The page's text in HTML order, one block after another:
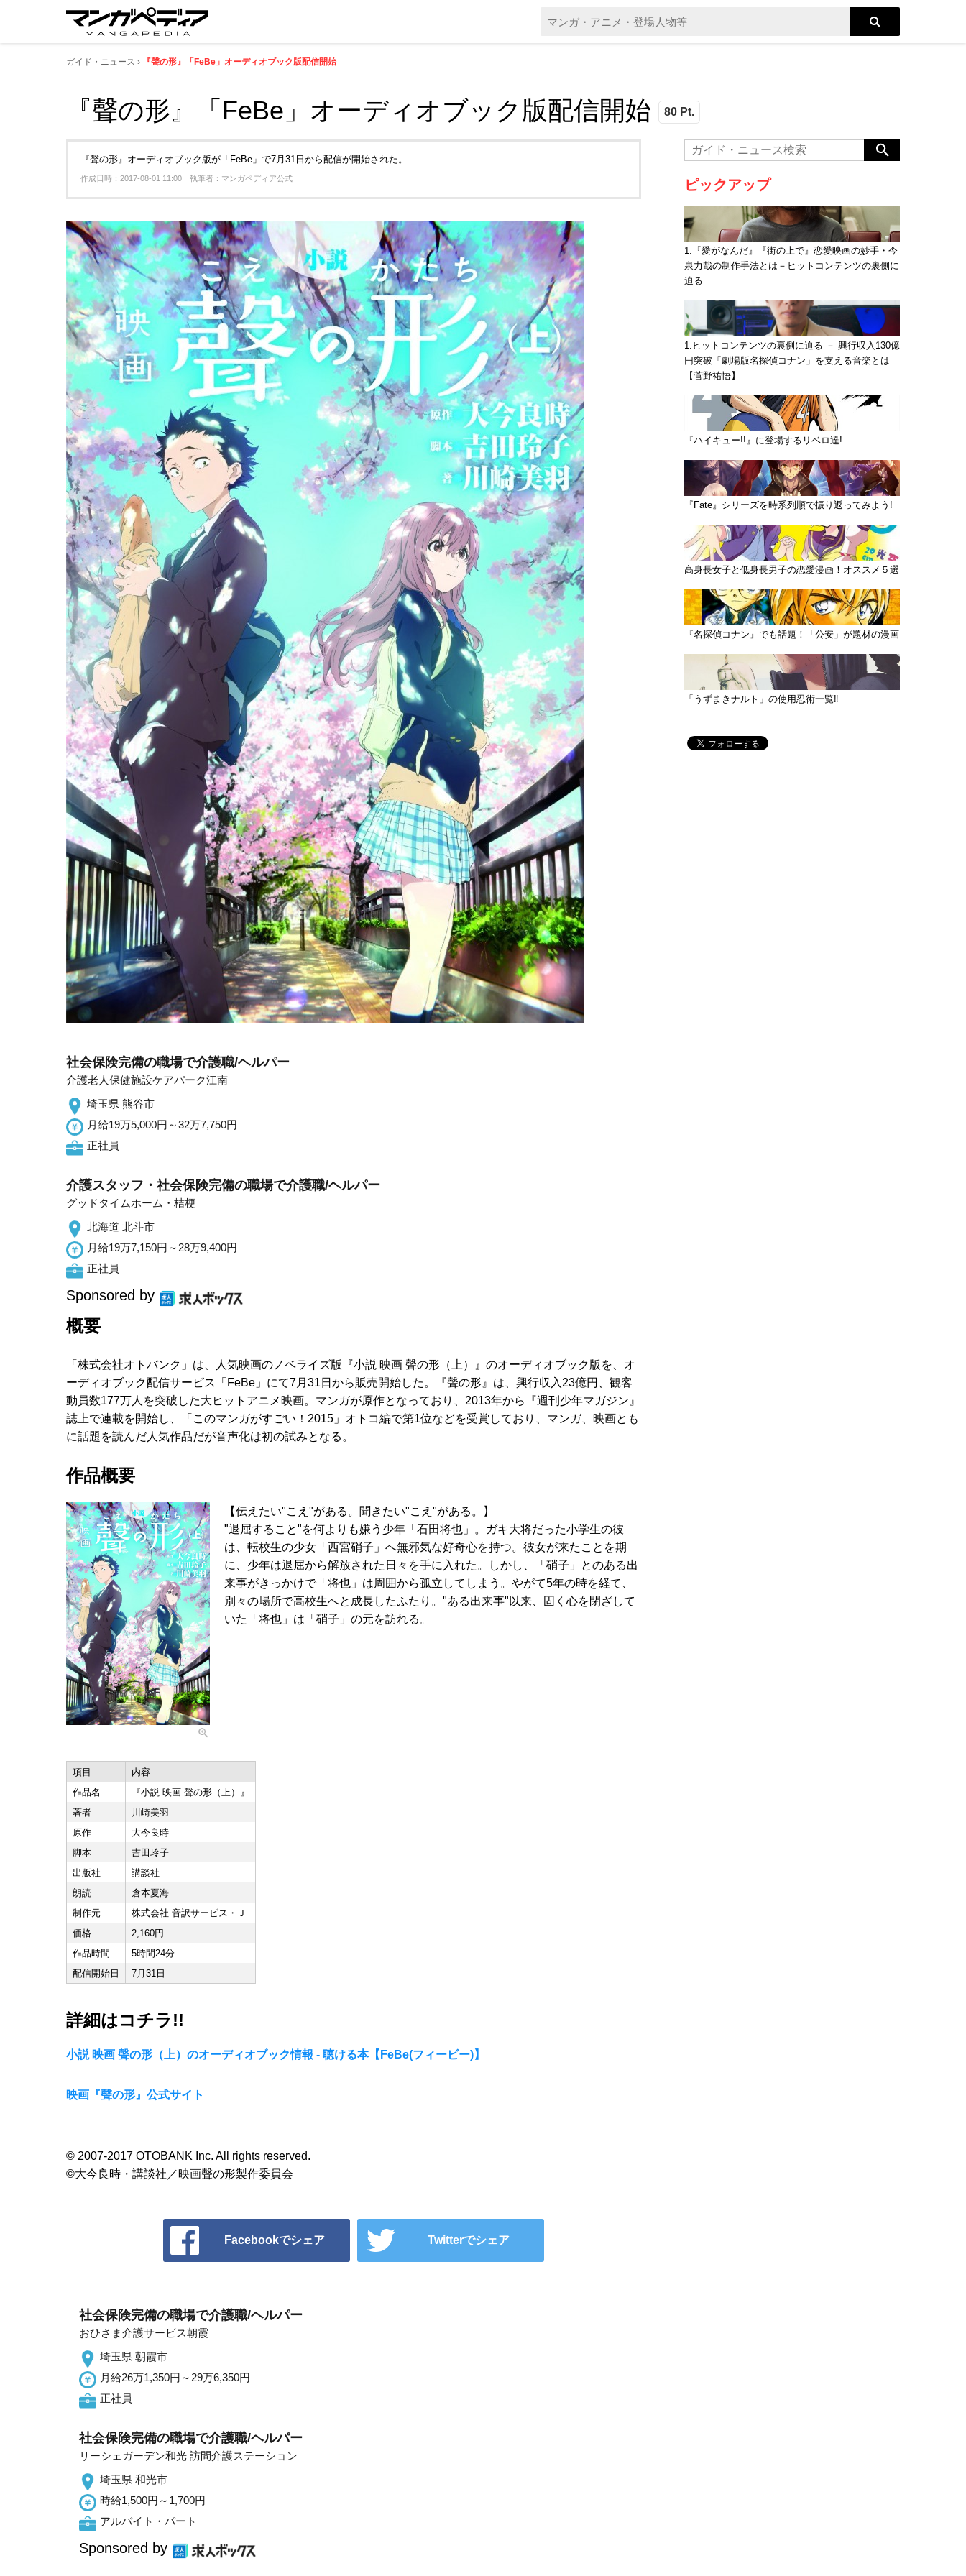
ガイド・ニュース 『聲の形』「FeBe」オーディオブック版配信開始
『聲の形』「FeBe」オーディオブック版配信開始 80 Pt.
『聲の形』オーディオブック版が「FeBe」で7月31日から配信が開始された。
作成日時：2017-08-01 11:00 執筆者：マンガペディア公式
社会保険完備の職場で介護職/ヘルパー
介護老人保健施設ケアパーク江南
埼玉県 熊谷市
月給19万5,000円～32万7,750円
正社員
介護スタッフ・社会保険完備の職場で介護職/ヘルパー
グッドタイムホーム・桔梗
北海道 北斗市
月給19万7,150円～28万9,400円
正社員
Sponsored by
概要
「株式会社オトバンク」は、人気映画のノベライズ版『小説 映画 聲の形（上）』のオーディオブック版を、オ
ーディオブック配信サービス「FeBe」にて7月31日から販売開始した。『聲の形』は、興行収入23億円、観客
動員数177万人を突破した大ヒットアニメ映画。マンガが原作となっており、2013年から『週刊少年マガジン』
誌上で連載を開始し、「このマンガがすごい！2015」オトコ編で第1位などを受賞しており、マンガ、映画とも
に話題を読んだ人気作品だが音声化は初の試みとなる。
作品概要
【伝えたい"こえ"がある。聞きたい"こえ"がある。】
"退屈すること"を何よりも嫌う少年「石田将也」。ガキ大将だった小学生の彼
は、転校生の少女「西宮硝子」へ無邪気な好奇心を持つ。彼女が来たことを期
に、少年は退屈から解放された日々を手に入れた。しかし、「硝子」とのある出
来事がきっかけで「将也」は周囲から孤立してしまう。やがて5年の時を経て、
別々の場所で高校生へと成長したふたり。"ある出来事"以来、固く心を閉ざして
いた「将也」は「硝子」の元を訪れる。
項目
内容
作品名
『小説 映画 聲の形（上）』
著者
川崎美羽
原作
大今良時
脚本
吉田玲子
出版社
講談社
朗読
倉本夏海
制作元
株式会社 音訳サービス・Ｊ
価格
2,160円
作品時間
5時間24分
配信開始日
7月31日
詳細はコチラ!!
小説 映画 聲の形（上）のオーディオブック情報 - 聴ける本【FeBe(フィービー)】
映画『聲の形』公式サイト
© 2007-2017 OTOBANK Inc. All rights reserved.
©大今良時・講談社／映画聲の形製作委員会
Facebookでシェア Twitterでシェア
社会保険完備の職場で介護職/ヘルパー
おひさま介護サービス朝霞
埼玉県 朝霞市
月給26万1,350円～29万6,350円
正社員
社会保険完備の職場で介護職/ヘルパー
リーシェガーデン和光 訪問介護ステーション
埼玉県 和光市
時給1,500円～1,700円
アルバイト・パート
Sponsored by
ピックアップ
1.『愛がなんだ』『街の上で』恋愛映画の妙手・今
泉力哉の制作手法とは－ヒットコンテンツの裏側に
迫る
1.ヒットコンテンツの裏側に迫る － 興行収入130億
円突破「劇場版名探偵コナン」を支える音楽とは
【菅野祐悟】
『ハイキュー!!』に登場するリベロ達!
『Fate』シリーズを時系列順で振り返ってみよう!
高身長女子と低身長男子の恋愛漫画！オススメ５選
『名探偵コナン』でも話題！「公安」が題材の漫画
「うずまきナルト」の使用忍術一覧‼